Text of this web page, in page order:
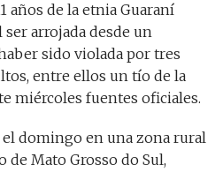
años de la etnia Guaraní
ser arrojada desde un
sido violada por tres
entre ellos un tío de la
miércoles fuentes oficiales.
domingo en una zona rural
de Mato Grosso do Sul,